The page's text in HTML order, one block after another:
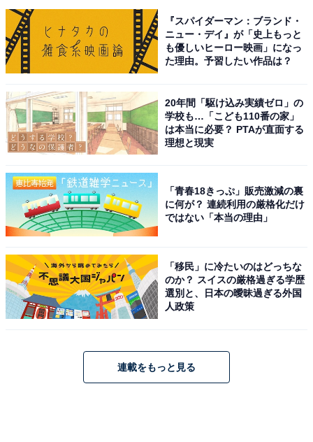
一方で、実家暮らしで苦労していることを聞くと、共同
生活ならではの悩みがあるようです。
「朝の出勤時間前にシャワーを浴びたくても、家族と時
間調整して順番待ちで入らなければならないことや、ト
イレが長い人がいると職場に遅刻しそうになること。車
の出入りをするのに、パズルのように他の人の車を動か
しながら車庫いれしなければならないこと」と話し、家
族生活によって生じる問題を説明してくれました。
また、実家暮らしをする上でお金に関する悩みについて
は「親が外食好きなため、毎回誘われて一緒について行
に、「実家暮らしでお金に余裕があると思われているの
で、友達にたまにおごらなければならなくなること」と
続け、友達と会うときに実家暮らしがマイナスに作用し
健康的な理由により仕方なく実家暮らしを強いられてい
『スパイダーマン：ブランド・
ニュー・デイ』が「史上もっと
も優しいヒーロー映画」になっ
た理由。予習したい作品は？
20年間「駆け込み実績ゼロ」の
学校も…「こども110番の家」
は本当に必要？ PTAが直面する
理想と現実
「青春18きっぷ」販売激減の裏
に何が？ 連続利用の厳格化だけ
ではない「本当の理由」
「移民」に冷たいのはどっちな
のか？ スイスの厳格過ぎる学歴
選別と、日本の曖昧過ぎる外国
人政策
連載をもっと見る